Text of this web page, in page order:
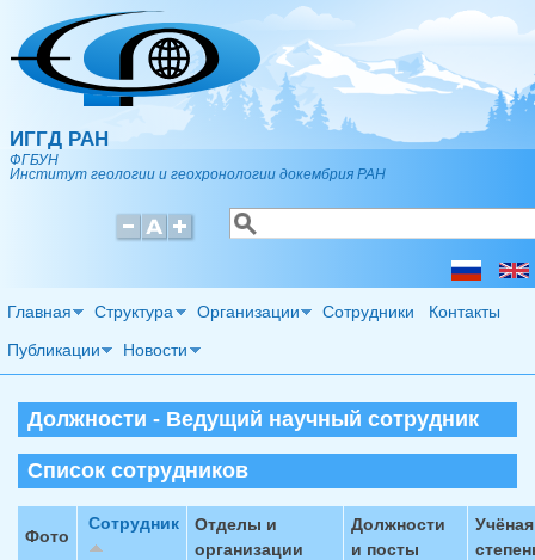
Перейти к основному содержанию
ИГГД РАН
ФГБУН
Институт геологии и геохронологии докембрия РАН
Форма поиска
Поиск
Главная Структура Организации Сотрудники Контакты
Публикации Новости
Должности - Ведущий научный сотрудник
Список сотрудников
Фото
Сотрудник
Отделы и
организации
Должности
и посты
Учёная